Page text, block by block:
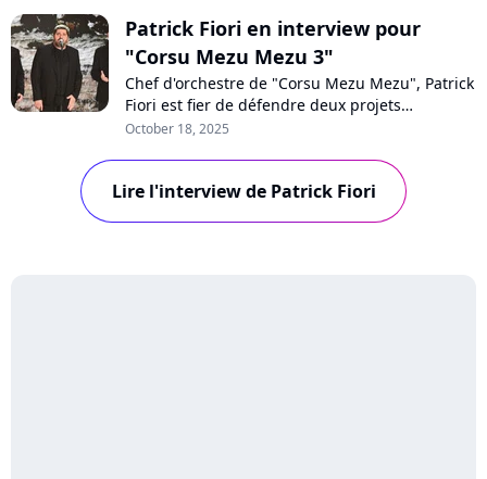
Patrick Fiori en interview pour
"Corsu Mezu Mezu 3"
Chef d'orchestre de "Corsu Mezu Mezu", Patrick
Fiori est fier de défendre deux projets
d'envergure pour rendre hommage à l'Île de
un concert géant prévu à Marseille en 2026.
Accompagné de Joseph Pastinelli, l'artiste nous
parle avec passion de la culture corse.
October 18, 2025
Lire l'interview de Patrick Fiori